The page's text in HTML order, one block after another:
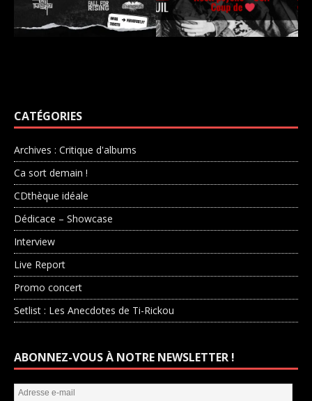
CATÉGORIES
Archives : Critique d'albums
Ca sort demain !
CDthèque idéale
Dédicace – Showcase
Interview
Live Report
Promo concert
Setlist : Les Anecdotes de Ti-Rickou
ABONNEZ-VOUS À NOTRE NEWSLETTER !